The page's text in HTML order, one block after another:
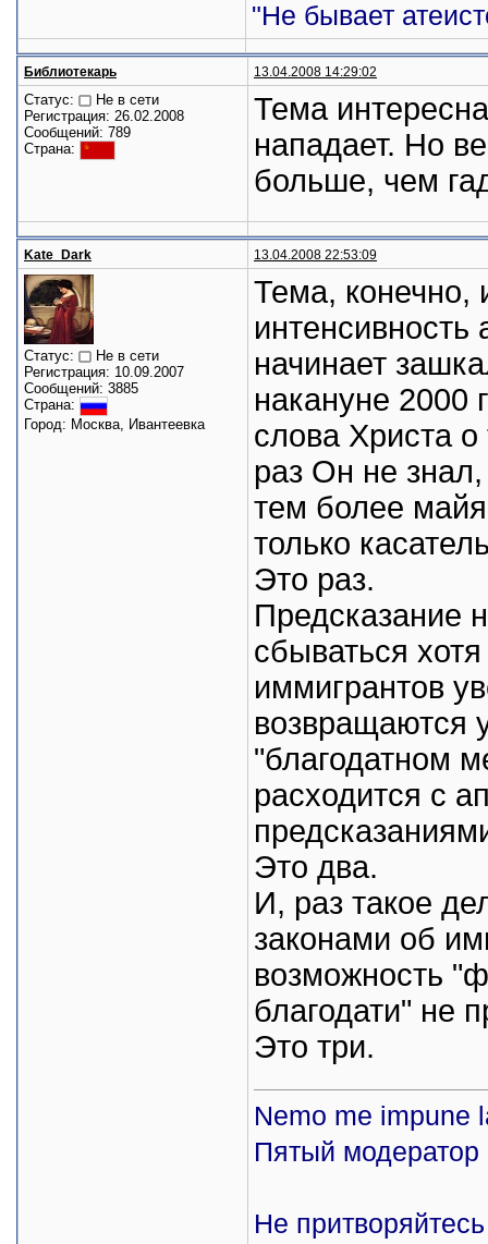
"Не бывает
Библиотекарь 13.04.2008 14:29:02
Статус:
Не в сети
Регистрация: 26.02.2008
Сообщений: 789
Страна:
Тема
нападает. Но
больше, чем
Kate_Dark 13.04.2008 22:53:09
Статус:
Не в сети
Регистрация: 10.09.2007
Сообщений: 3885
Страна:
Город: Москва, Ивантеевка
Тема, конечно,
интенсивность
начинает
накануне 2000
слова Христа
раз Он не знал,
тем более майя
только
Это раз.
Предсказание
сбываться
иммигрантов
возвращаются
"благодатном
расходится с
Это два.
И, раз такое
законами об
возможность
благодати" не
Это три.
Nemo me impune
Пятый
Не